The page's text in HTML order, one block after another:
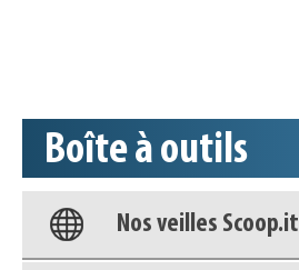
Boîte à outils
Base documentaire
Nos veilles Scoop.it